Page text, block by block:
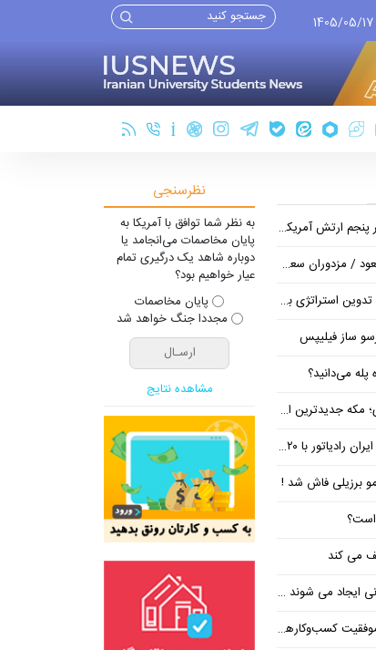
آمریکا در اروپا
زیر ضرب انصارالله
برای ساخت مسیر رشد متمایز
ساز فیلیپس
می‌دانید؟
در مسیر بی‌نتیجه‌ها
با ۲۰ درصد تخفیف
مو برزیلی فاش شد !
است؟
نظرسنجی
به نظر شما توافق با آمریکا به
پایان مخاصمات می‌انجامد یا
دوباره شاهد یک درگیری تمام
عیار خواهیم بود؟
پایان مخاصمات
مجددا جنگ خواهد شد
مشاهده نتایج